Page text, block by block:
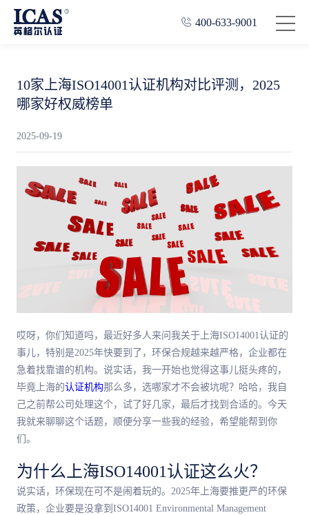
400-633-9001
10家上海ISO14001认证机构对比评测，2025
哪家好权威榜单
2025-09-19
哎呀，你们知道吗，最近好多人来问我关于上海ISO14001认证的
事儿，特别是2025年快要到了，环保合规越来越严格，企业都在
急着找靠谱的机构。说实话，我一开始也觉得这事儿挺头疼的，
毕竟上海的认证机构那么多，选哪家才不会被坑呢？哈哈，我自
己之前帮公司处理这个，试了好几家，最后才找到合适的。今天
我就来聊聊这个话题，顺便分享一些我的经验，希望能帮到你
们。
为什么上海ISO14001认证这么火？
说实话，环保现在可不是闹着玩的。2025年上海要推更严的环保
政策，企业要是没拿到ISO14001 Environmental Management